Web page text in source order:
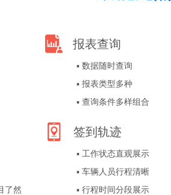
报表查询
▪ 数据随时查询
▪ 报表类型多种
▪ 查询条件多样组合
了然
签到轨迹
▪ 工作状态直观展示
▪ 车辆人员行程清晰
▪ 行程时间分段展示